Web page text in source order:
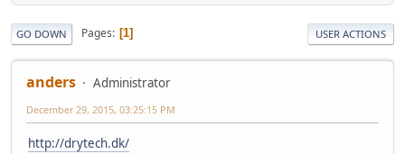
GO DOWN Pages 1 USER ACTIONS
anders Administrator
December 29, 2015, 03:25:15 PM
http://drytech.dk/